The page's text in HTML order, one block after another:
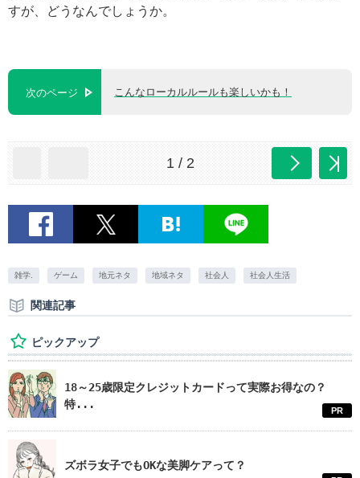
すが、どうなんでしょうか。
次のページ こんなローカルルールも楽しいかも！
1 / 2
雑学. ゲーム 地元ネタ 地域ネタ 社会人 社会人生活
関連記事
ピックアップ
18～25歳限定クレジットカードって実際お得なの？
特...
PR
ズボラ女子でもOKな美脚ケアって？